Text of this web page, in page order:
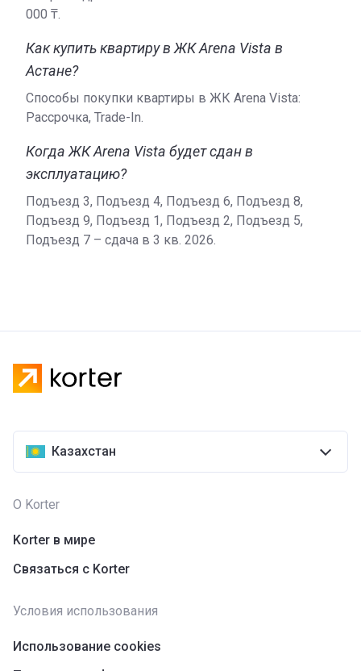
000 ₸.
Как купить квартиру в ЖК Arena Vista в
Астане?
Способы покупки квартиры в ЖК Arena Vista:
Рассрочка, Trade-In.
Когда ЖК Arena Vista будет сдан в
эксплуатацию?
Подъезд 3, Подъезд 4, Подъезд 6, Подъезд 8,
Подъезд 9, Подъезд 1, Подъезд 2, Подъезд 5,
Подъезд 7 – сдача в 3 кв. 2026.
Казахстан
О Korter
Korter в мире
Связаться с Korter
Условия использования
Использование cookies